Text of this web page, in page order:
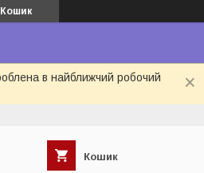
Кошик
в найближчий робочий
Кошик